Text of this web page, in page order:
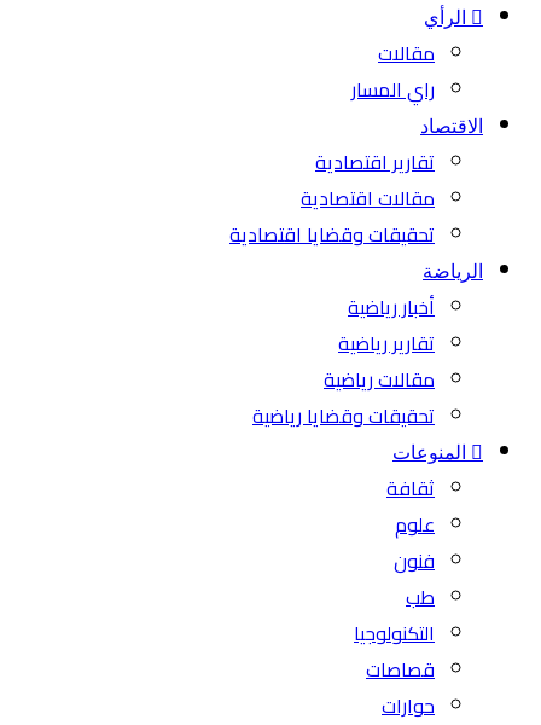
الرأي
مقالات
راي المسار
الاقتصاد
تقارير اقتصادية
مقالات اقتصادية
تحقيقات وقضايا اقتصادية
الرياضة
أخبار رياضية
تقارير رياضية
مقالات رياضية
تحقيقات وقضايا رياضية
المنوعات
ثقافة
علوم
فنون
طب
التكنولوجيا
قصاصات
حوارات